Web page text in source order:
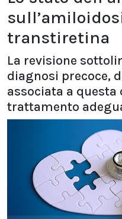
transtiretina
La revisione
diagnosi precoce,
associata a questa
trattamento